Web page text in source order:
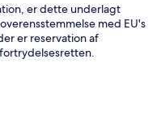
er dette underlagt
med EU's
er reservation af